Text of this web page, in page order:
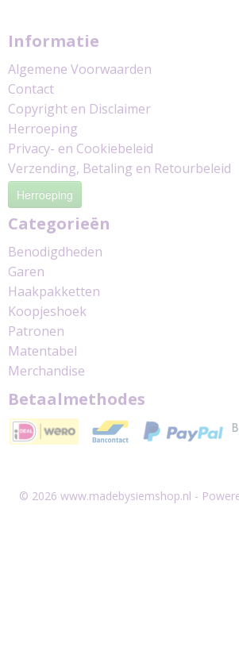
Informatie
Algemene Voorwaarden
Contact
Copyright en Disclaimer
Herroeping
Privacy- en Cookiebeleid
Verzending, Betaling en Retourbeleid
Herroeping
Categorieën
Benodigdheden
Garen
Haakpakketten
Koopjeshoek
Patronen
Matentabel
Merchandise
Betaalmethodes
© 2026 www.madebysiemshop.nl -